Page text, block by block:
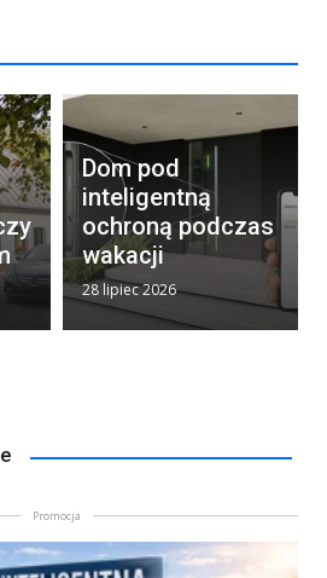
Dom pod
inteligentną
ochroną podczas
wakacji
28 lipiec 2026
Promocja